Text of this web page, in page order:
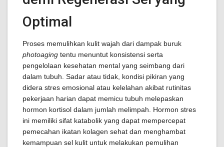
Optimal
Proses memulihkan kulit wajah dari dampak buruk
photoaging tentu menuntut konsistensi serta
pengelolaan kesehatan mental yang seimbang dari
dalam tubuh. Sadar atau tidak, kondisi pikiran yang
didera stres emosional atau kelelahan akibat rutinitas
pekerjaan harian dapat memicu tubuh melepaskan
hormon kortisol dalam jumlah melimpah. Hormon stres
ini memiliki sifat katabolik yang dapat mempercepat
pemecahan ikatan kolagen sehat dan menghambat
kemampuan sel kulit untuk melakukan pemulihan